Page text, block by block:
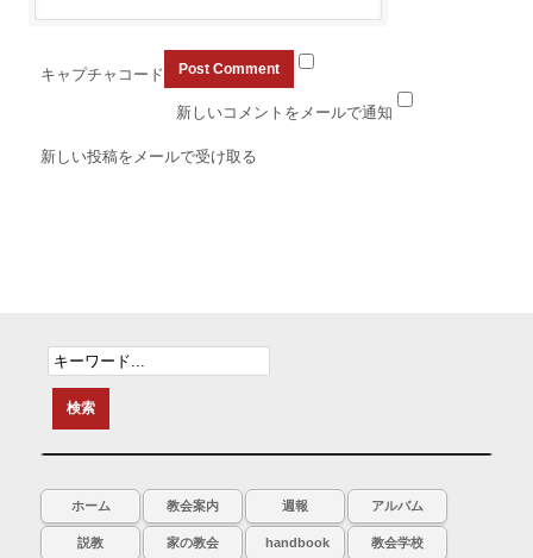
キャプチャコード
新しいコメントをメールで通知
新しい投稿をメールで受け取る
ホーム 教会案内 週報 アルバム
説教 家の教会 handbook 教会学校